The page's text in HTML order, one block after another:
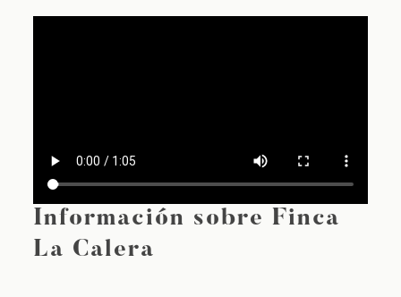
Información sobre Finca
La Calera